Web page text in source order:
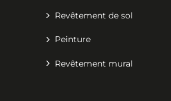
Revêtement de sol
Peinture
Revêtement mural